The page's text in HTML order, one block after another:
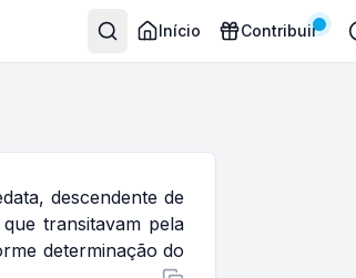
Início Contribuir
descendente de
transitavam pela
determinação do